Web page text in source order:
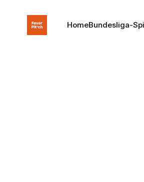
HomeBundesliga-